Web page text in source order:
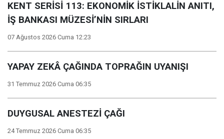
KENT SERİSİ 113: EKONOMİK İSTİKLALİN ANITI,
İŞ BANKASI MÜZESİ’NİN SIRLARI
07 Ağustos 2026 Cuma 12:23
YAPAY ZEKÂ ÇAĞINDA TOPRAĞIN UYANIŞI
31 Temmuz 2026 Cuma 06:35
DUYGUSAL ANESTEZİ ÇAĞI
24 Temmuz 2026 Cuma 06:35